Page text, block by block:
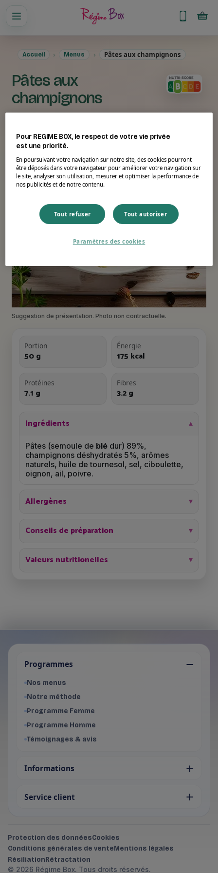
Accueil Menus Pâtes aux champignons
Pâtes aux
champignons
Suggestion de présentation. Photo non contractuelle.
Portion
50 g
Énergie
175 kcal
Protéines
7.1 g
Fibres
3.2 g
Ingrédients
Pâtes (semoule de blé dur) 89%,
champignons déshydratés 5%, arômes
naturels, huile de tournesol, sel, ciboulette,
oignon, ail, poivre.
Allergènes
Conseils de préparation
Valeurs nutritionelles
Je choisis mon programme
Programme Homme
Programmes
Nos menus
Notre méthode
Programme Femme
Programme Homme
Témoignages & avis
Informations
Service client
Protection des donnéesCookies
Conditions générales de venteMentions légales
RésiliationRétractation
© 2026 Régime Box. Tous droits réservés.
Pour REGIME BOX, le respect de votre vie privée
est une priorité.
En poursuivant votre navigation sur notre site, des cookies pourront
être déposés dans votre navigateur pour améliorer votre navigation sur
le site, analyser son utilisation, mesurer et optimiser la performance de
nos publicités et de notre contenu.
Tout refuser Tout autoriser
Paramètres des cookies